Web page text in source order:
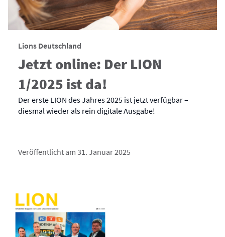
Lions Deutschland
Jetzt online: Der LION
1/2025 ist da!
Der erste LION des Jahres 2025 ist jetzt verfügbar –
diesmal wieder als rein digitale Ausgabe!
Veröffentlicht am 31. Januar 2025